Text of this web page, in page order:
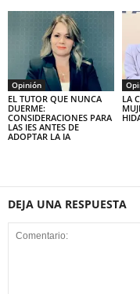
Opinión
EL TUTOR QUE NUNCA
DUERME:
CONSIDERACIONES PARA
LAS IES ANTES DE
ADOPTAR LA IA
LA
DEJA UNA RESPUESTA